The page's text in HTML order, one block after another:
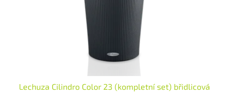
Lechuza Cilindro Color 23 (kompletní set) břidlicová